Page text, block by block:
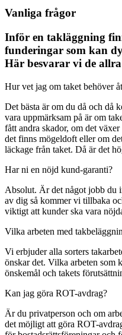
Vanliga frågor
Inför en takläggning
funderingar som kan
Här besvarar vi de
Hur vet jag om taket behöver
Det bästa är om du då och då
vara uppmärksam på är om
fått andra skador, om det
det finns mögeldoft eller om
läckage från taket. Då är det
Har ni en nöjd kund-garanti?
Absolut. Är det något jobb du
av dig så kommer vi tillbaka
viktigt att kunder ska vara
Vilka arbeten med
Vi erbjuder alla sorters
önskar det. Vilka arbeten som
önskemål och takets
Kan jag göra ROT-avdrag?
Är du privatperson och om
det möjligt att göra ROT-